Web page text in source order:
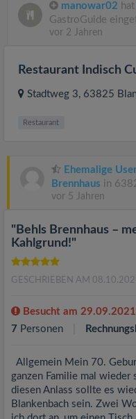
manowar02 hat
GastroGuide
vor 2 Jahren
Restaurant Indisch
Stadtweg 3, 63825
Restaurant
Ehemalige
Brennhaus in
vor 5 Jahren
"Behls Brennhaus –
Kahlgrund!"
GESCHRIEBEN AM
Besucht am 29.09.2021
7 Personen
Allgemein Mein 70.
ganzen Familie mal wieder
diesen Anlass sollte es
Blankenbach sein. Zwei